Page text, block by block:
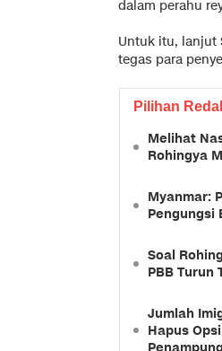
dalam perahu
Untuk itu, lanjut
tegas para
Pilihan
Melihat
Rohingya
Myanmar:
Pengungsi
Soal
PBB Turun
Jumlah
Hapus